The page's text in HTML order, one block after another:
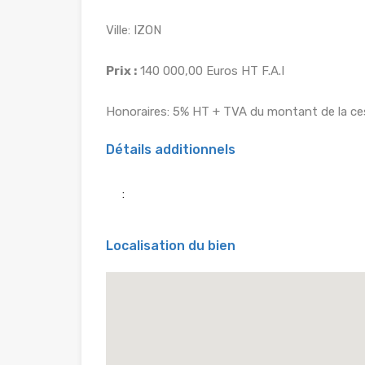
Ville: IZON
Prix : 140 000,00 Euros HT F.A.I
Honoraires: 5% HT + TVA du montant de la
Détails additionnels
:
Localisation du bien